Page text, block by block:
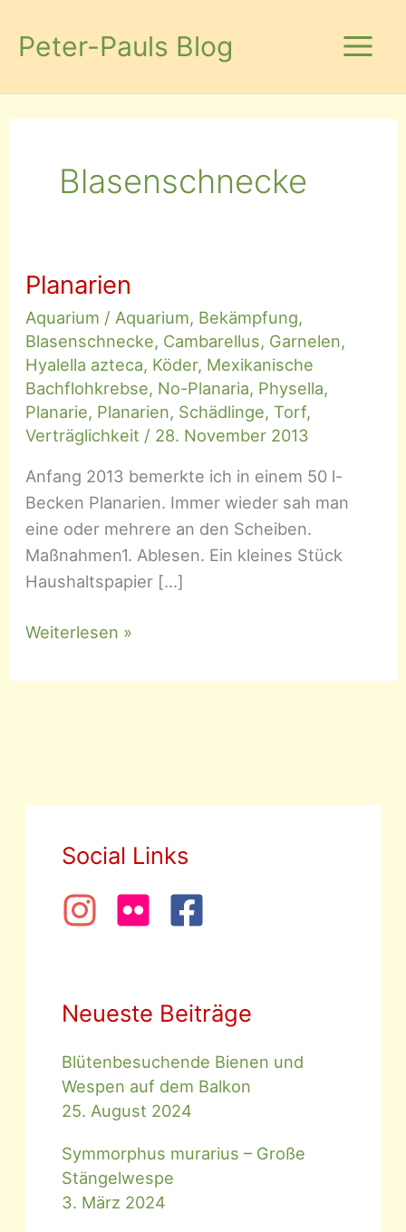
InhaltPeter-Pauls Blog
Blasenschnecke
Planarien
Aquarium / Aquarium, Bekämpfung,
Blasenschnecke, Cambarellus, Garnelen,
Hyalella azteca, Köder, Mexikanische
Bachflohkrebse, No-Planaria, Physella,
Planarie, Planarien, Schädlinge, Torf,
Verträglichkeit / 28. November 2013
Anfang 2013 bemerkte ich in einem 50 l-
Becken Planarien. Immer wieder sah man
eine oder mehrere an den Scheiben.
Maßnahmen1. Ablesen. Ein kleines Stück
Haushaltspapier […]
Planarien
Weiterlesen »
Social Links
Neueste Beiträge
Blütenbesuchende Bienen und
Wespen auf dem Balkon
25. August 2024
Symmorphus murarius – Große
Stängelwespe
3. März 2024